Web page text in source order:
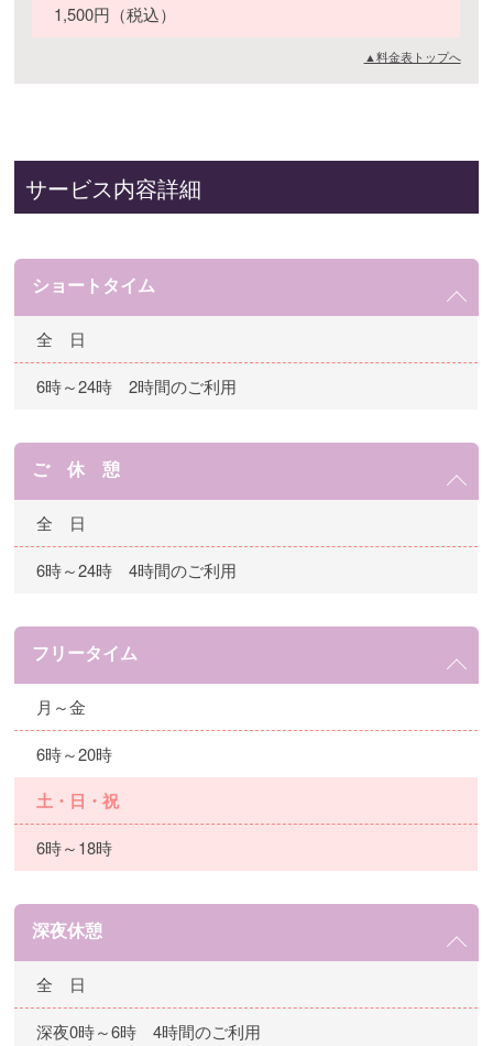
1,500円（税込）
▲料金表トップへ
サービス内容詳細
ショートタイム
全 日
6時～24時 2時間のご利用
ご 休 憩
全 日
6時～24時 4時間のご利用
フリータイム
月～金
6時～20時
土・日・祝
6時～18時
深夜休憩
全 日
深夜0時～6時 4時間のご利用